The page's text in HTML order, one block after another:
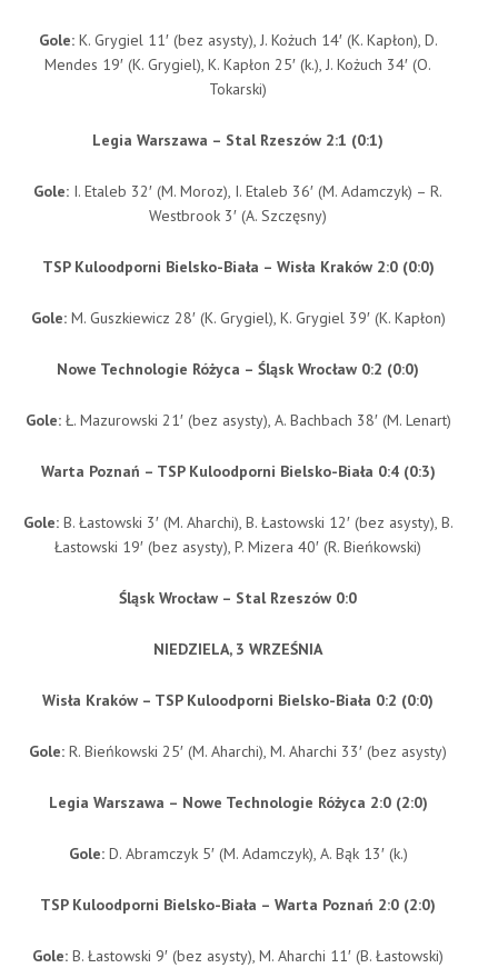
Gole: K. Grygiel 11′ (bez asysty), J. Kożuch 14′ (K. Kapłon), D.
Mendes 19′ (K. Grygiel), K. Kapłon 25′ (k.), J. Kożuch 34′ (O.
Tokarski)
Legia Warszawa – Stal Rzeszów 2:1 (0:1)
Gole: I. Etaleb 32′ (M. Moroz), I. Etaleb 36′ (M. Adamczyk) – R.
Westbrook 3′ (A. Szczęsny)
TSP Kuloodporni Bielsko-Biała – Wisła Kraków 2:0 (0:0)
Gole: M. Guszkiewicz 28′ (K. Grygiel), K. Grygiel 39′ (K. Kapłon)
Nowe Technologie Różyca – Śląsk Wrocław 0:2 (0:0)
Gole: Ł. Mazurowski 21′ (bez asysty), A. Bachbach 38′ (M. Lenart)
Warta Poznań – TSP Kuloodporni Bielsko-Biała 0:4 (0:3)
Gole:B. Łastowski 3′ (M. Aharchi), B. Łastowski 12′ (bez asysty), B.
Łastowski 19′ (bez asysty), P. Mizera 40′ (R. Bieńkowski)
Śląsk Wrocław – Stal Rzeszów 0:0
NIEDZIELA, 3 WRZEŚNIA
Wisła Kraków – TSP Kuloodporni Bielsko-Biała 0:2 (0:0)
Gole: R. Bieńkowski 25′ (M. Aharchi), M. Aharchi 33′ (bez asysty)
Legia Warszawa – Nowe Technologie Różyca 2:0 (2:0)
Gole:D. Abramczyk 5′ (M. Adamczyk), A. Bąk 13′ (k.)
TSP Kuloodporni Bielsko-Biała – Warta Poznań 2:0 (2:0)
Gole: B. Łastowski 9′ (bez asysty), M. Aharchi 11′ (B. Łastowski)